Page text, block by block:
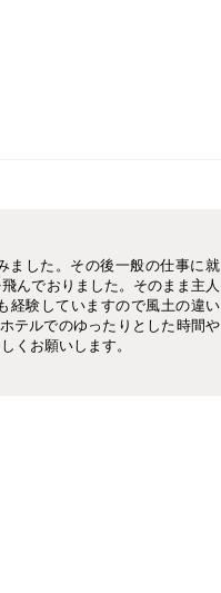
ました。その後一般の仕事に就
んでおりました。そのまま主人
経験していますので風土の違い
テルでのゆったりとした時間や
くお願いします。